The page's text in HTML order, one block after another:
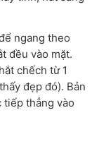
ngang theo
đều vào mặt.
chếch từ 1
đẹp đó). Bản
tiếp thẳng vào